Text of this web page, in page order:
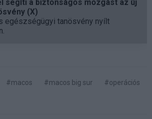
segíti a biztonságos mozgást az új
(X)
egészségügyi tanösvény nyílt
#macos #macos big sur
#operációs